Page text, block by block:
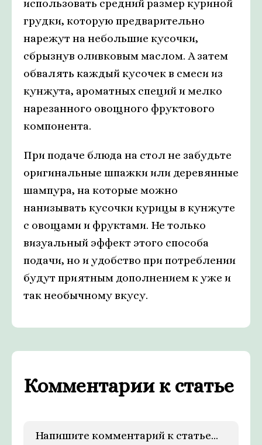
использовать средний размер куриной
грудки, которую предварительно
нарежут на небольшие кусочки,
сбрызнув оливковым маслом. А затем
обвалять каждый кусочек в смеси из
кунжута, ароматных специй и мелко
нарезанного овощного фруктового
компонента.
При подаче блюда на стол не забудьте
оригинальные шпажки или деревянные
шампура, на которые можно
нанизывать кусочки курицы в кунжуте
с овощами и фруктами. Не только
визуальный эффект этого способа
подачи, но и удобство при потреблении
будут приятным дополнением к уже и
так необычному вкусу.
Комментарии к статье